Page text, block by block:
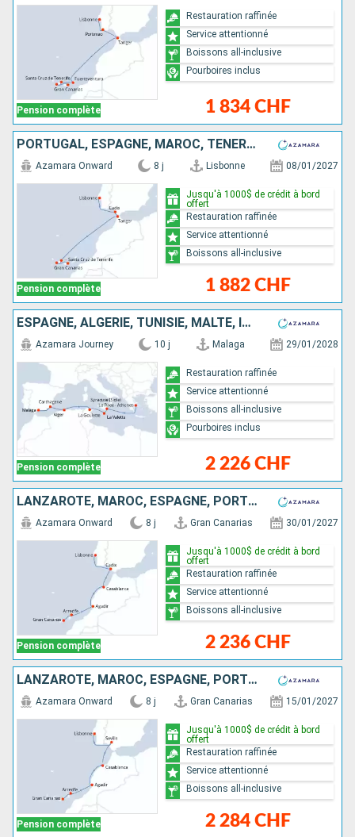
Pension complète 1 834 CHF
Restauration raffinée
Service attentionné
Boissons all-inclusive
Pourboires inclus
PORTUGAL, ESPAGNE, MAROC, TENERIFE
Pension complète
Azamara Onward 8 j Lisbonne 08/01/2027
1 882 CHF
Jusqu'à 1000$ de crédit à bord
offert
Restauration raffinée
Service attentionné
Boissons all-inclusive
ESPAGNE, ALGÉRIE, TUNISIE, MALTE, ITALIE, GRÈCE
Pension complète
Azamara Journey 10 j Malaga 29/01/2028
2 226 CHF
Restauration raffinée
Service attentionné
Boissons all-inclusive
Pourboires inclus
LANZAROTE, MAROC, ESPAGNE, PORTUGAL
Pension complète
Azamara Onward 8 j Gran Canarias 30/01/2027
2 236 CHF
Jusqu'à 1000$ de crédit à bord
offert
Restauration raffinée
Service attentionné
Boissons all-inclusive
LANZAROTE, MAROC, ESPAGNE, PORTUGAL
Pension complète
Azamara Onward 8 j Gran Canarias 15/01/2027
2 284 CHF
Jusqu'à 1000$ de crédit à bord
offert
Restauration raffinée
Service attentionné
Boissons all-inclusive